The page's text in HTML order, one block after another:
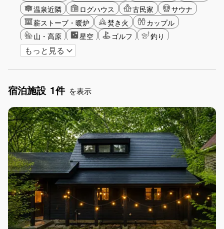
温泉近隣
ログハウス 古民家
サウナ
薪ストーブ・暖炉
焚き火
カップル
山・高原
星空 ゴルフ
釣り
アクティビティ
もっと見る
宿泊施設 1件 を表示